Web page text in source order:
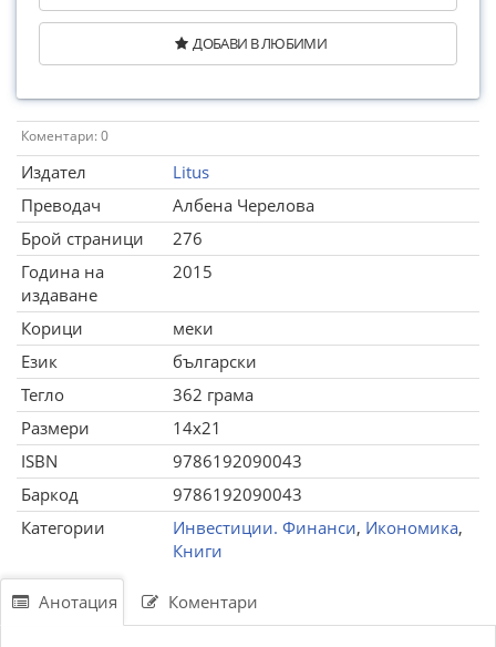
ДОБАВИ В ЛЮБИМИ
Коментари: 0
Издател
Litus
Преводач
Албена Черелова
Брой страници
276
Година на
издаване
2015
Корици
меки
Език
български
Тегло
362 грама
Размери
14x21
ISBN
9786192090043
Баркод
9786192090043
Категории
Инвестиции. Финанси, Икономика,
Книги
Анотация Коментари